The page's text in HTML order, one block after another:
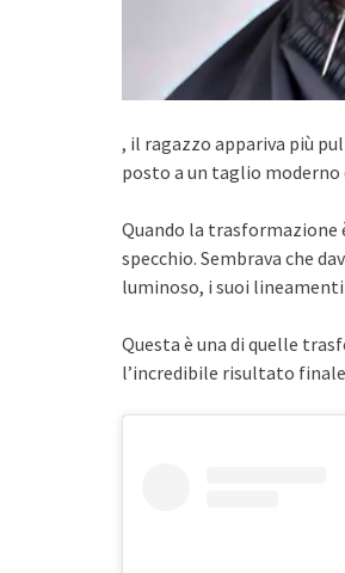
, il ragazzo appariva più
posto a un taglio
Quando la trasformazione
specchio. Sembrava che
luminoso, i suoi
Questa è una di quelle
l’incredibile risultato